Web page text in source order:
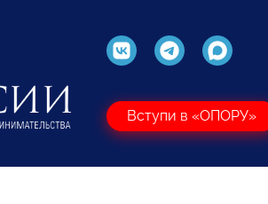
Вступи в «ОПОРУ»